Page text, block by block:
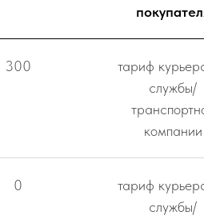
300
тариф
службы/
компании
0
тариф
службы/